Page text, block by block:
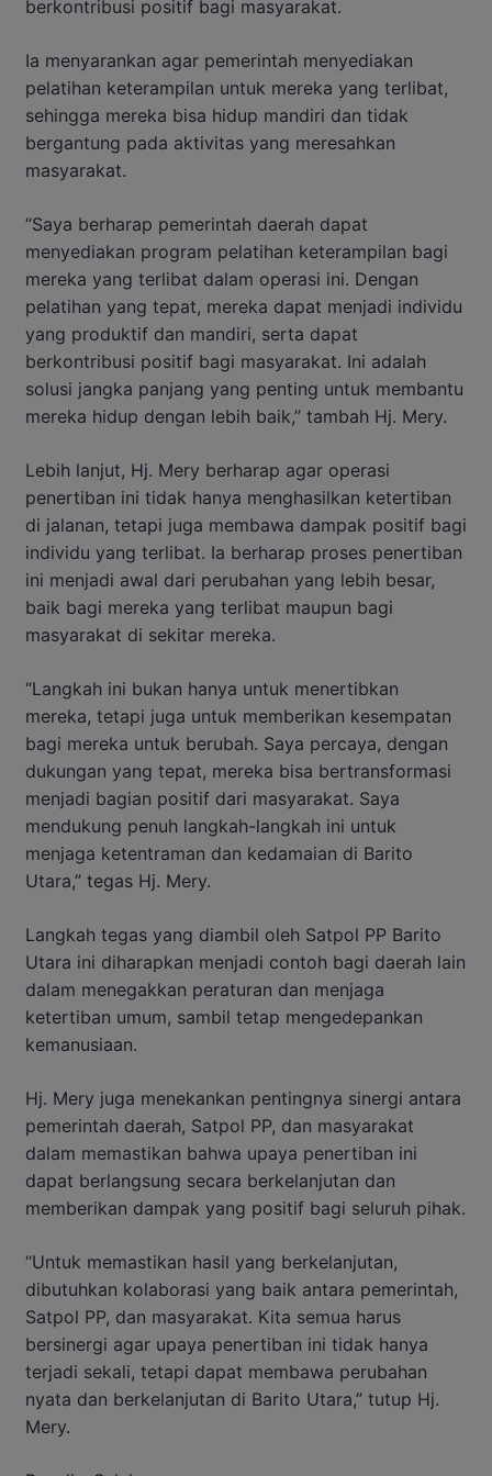
berkontribusi positif bagi masyarakat.
Ia menyarankan agar pemerintah menyediakan
pelatihan keterampilan untuk mereka yang terlibat,
sehingga mereka bisa hidup mandiri dan tidak
bergantung pada aktivitas yang meresahkan
masyarakat.
“Saya berharap pemerintah daerah dapat
menyediakan program pelatihan keterampilan bagi
mereka yang terlibat dalam operasi ini. Dengan
pelatihan yang tepat, mereka dapat menjadi individu
yang produktif dan mandiri, serta dapat
berkontribusi positif bagi masyarakat. Ini adalah
solusi jangka panjang yang penting untuk membantu
mereka hidup dengan lebih baik,” tambah Hj. Mery.
Lebih lanjut, Hj. Mery berharap agar operasi
penertiban ini tidak hanya menghasilkan ketertiban
di jalanan, tetapi juga membawa dampak positif bagi
individu yang terlibat. Ia berharap proses penertiban
ini menjadi awal dari perubahan yang lebih besar,
baik bagi mereka yang terlibat maupun bagi
masyarakat di sekitar mereka.
“Langkah ini bukan hanya untuk menertibkan
mereka, tetapi juga untuk memberikan kesempatan
bagi mereka untuk berubah. Saya percaya, dengan
dukungan yang tepat, mereka bisa bertransformasi
menjadi bagian positif dari masyarakat. Saya
mendukung penuh langkah-langkah ini untuk
menjaga ketentraman dan kedamaian di Barito
Utara,” tegas Hj. Mery.
Langkah tegas yang diambil oleh Satpol PP Barito
Utara ini diharapkan menjadi contoh bagi daerah lain
dalam menegakkan peraturan dan menjaga
ketertiban umum, sambil tetap mengedepankan
kemanusiaan.
Hj. Mery juga menekankan pentingnya sinergi antara
pemerintah daerah, Satpol PP, dan masyarakat
dalam memastikan bahwa upaya penertiban ini
dapat berlangsung secara berkelanjutan dan
memberikan dampak yang positif bagi seluruh pihak.
“Untuk memastikan hasil yang berkelanjutan,
dibutuhkan kolaborasi yang baik antara pemerintah,
Satpol PP, dan masyarakat. Kita semua harus
bersinergi agar upaya penertiban ini tidak hanya
terjadi sekali, tetapi dapat membawa perubahan
nyata dan berkelanjutan di Barito Utara,” tutup Hj.
Mery.